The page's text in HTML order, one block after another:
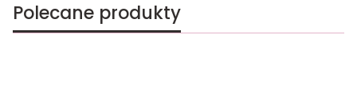
Polecane produkty